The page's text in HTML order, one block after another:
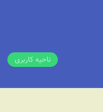
ناحیه کاربری